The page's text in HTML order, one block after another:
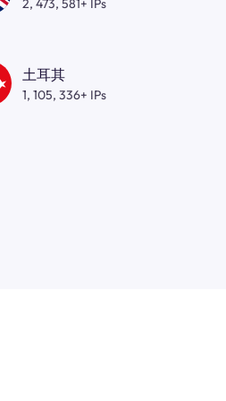
土耳其
1, 105, 336+ IPs